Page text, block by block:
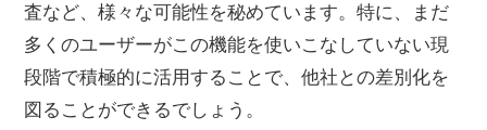
査など、様々な可能性を秘めています。特に、まだ
多くのユーザーがこの機能を使いこなしていない現
段階で積極的に活用することで、他社との差別化を
図ることができるでしょう。